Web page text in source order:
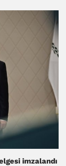
imzalandı